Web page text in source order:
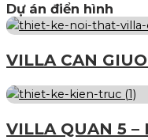
Dự án điển hình
VILLA CAN
VILLA QUAN 5 –